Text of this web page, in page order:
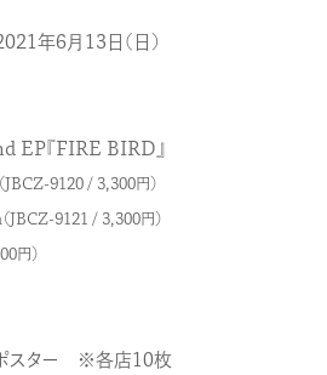
年6月13日(日)
EP『FIRE BIRD』
9120 / 3,300円）
9121 / 3,300円）
円）
ポスター ※各店10枚